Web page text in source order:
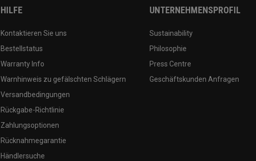
HILFE
Kontaktieren Sie uns
Bestellstatus
Warranty Info
Warnhinweis zu gefälschten Schlägern
Versandbedingungen
Rückgabe-Richtlinie
Zahlungsoptionen
Rücknahmegarantie
Händlersuche
UNTERNEHMENSPROFIL
Sustainability
Philosophie
Press Centre
Geschäftskunden Anfragen